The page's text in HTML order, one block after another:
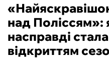
БОКС
ХОКЕЙ
над Поліссям»:
насправді
відкриттям